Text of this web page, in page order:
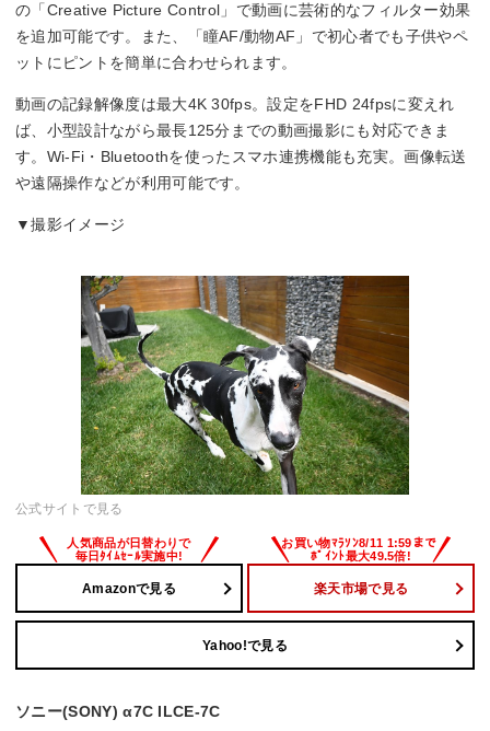
の「Creative Picture Control」で動画に芸術的なフィルター効果
を追加可能です。また、「瞳AF/動物AF」で初心者でも子供やペ
ットにピントを簡単に合わせられます。
動画の記録解像度は最大4K 30fps。設定をFHD 24fpsに変えれ
ば、小型設計ながら最長125分までの動画撮影にも対応できま
す。Wi-Fi・Bluetoothを使ったスマホ連携機能も充実。画像転送
や遠隔操作などが利用可能です。
▼撮影イメージ
公式サイトで見る
Amazonで見る 楽天市場で見る
Yahoo!で見る
ソニー(SONY) α7C ILCE-7C